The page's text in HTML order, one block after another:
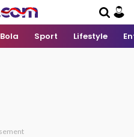
Bola Sport Lifestyle